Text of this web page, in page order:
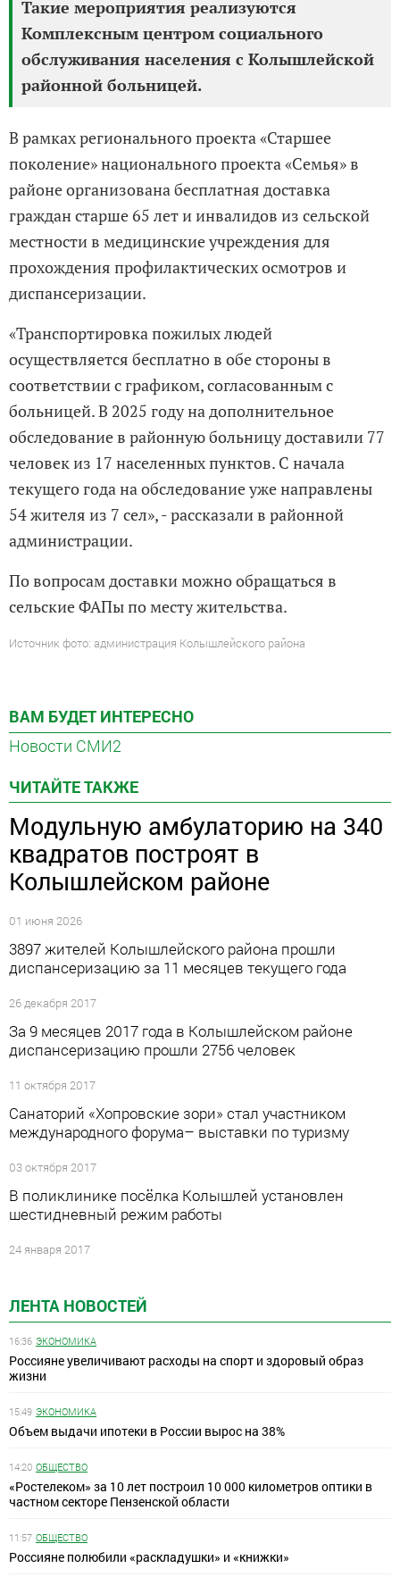
ЛЕНТА НОВОСТЕЙ
16:36 ЭКОНОМИКА
Россияне увеличивают расходы на спорт и здоровый образ
жизни
15:49 ЭКОНОМИКА
Объем выдачи ипотеки в России вырос на 38%
14:20 ОБЩЕСТВО
«Ростелеком» за 10 лет построил 10 000 километров оптики в
частном секторе Пензенской области
11:57 ОБЩЕСТВО
Россияне полюбили «раскладушки» и «книжки»
Такие мероприятия реализуются
Комплексным центром социального
обслуживания населения с Колышлейской
районной больницей.
В рамках регионального проекта «Старшее
поколение» национального проекта «Семья» в
районе организована бесплатная доставка
граждан старше 65 лет и инвалидов из сельской
местности в медицинские учреждения для
прохождения профилактических осмотров и
диспансеризации.
«Транспортировка пожилых людей
осуществляется бесплатно в обе стороны в
соответствии с графиком, согласованным с
больницей. В 2025 году на дополнительное
обследование в районную больницу доставили 77
человек из 17 населенных пунктов. С начала
текущего года на обследование уже направлены
54 жителя из 7 сел», - рассказали в районной
администрации.
По вопросам доставки можно обращаться в
сельские ФАПы по месту жительства.
Источник фото: администрация Колышлейского района
ВАМ БУДЕТ ИНТЕРЕСНО
Новости СМИ2
ЧИТАЙТЕ ТАКЖЕ
Модульную амбулаторию на 340
квадратов построят в
Колышлейском районе
01 июня 2026
3897 жителей Колышлейского района прошли
диспансеризацию за 11 месяцев текущего года
26 декабря 2017
За 9 месяцев 2017 года в Колышлейском районе
диспансеризацию прошли 2756 человек
11 октября 2017
Санаторий «Хопровские зори» стал участником
международного форума– выставки по туризму
03 октября 2017
В поликлинике посёлка Колышлей установлен
шестидневный режим работы
24 января 2017